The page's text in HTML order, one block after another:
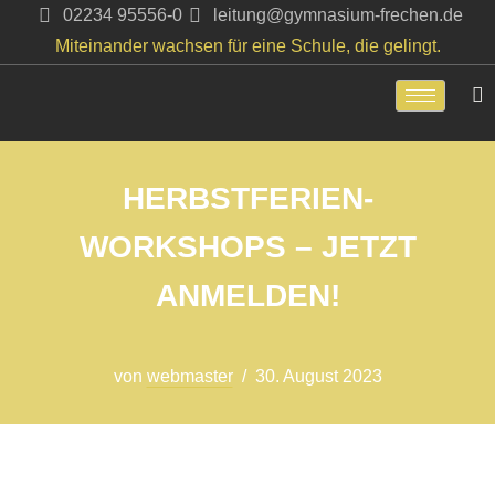
Zum
02234 95556-0
leitung@gymnasium-frechen.de
Miteinander wachsen für eine Schule, die gelingt.
HERBSTFERIEN-
WORKSHOPS – JETZT
ANMELDEN!
von webmaster 30. August 2023